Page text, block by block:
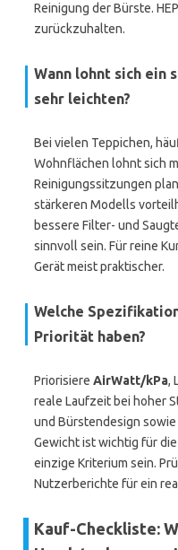
Reinigung der Bürste.
zurückzuhalten.
Wann lohnt sich ein
sehr leichten?
Bei vielen Teppichen,
Wohnflächen lohnt sich
Reinigungssitzungen
stärkeren Modells
bessere Filter- und
sinnvoll sein. Für reine
Gerät meist praktischer.
Welche
Priorität haben?
Priorisiere AirWatt/kPa,
reale Laufzeit bei hoher
und Bürstendesign
Gewicht ist wichtig für
einzige Kriterium sein.
Nutzerberichte für ein
Kauf-Checkliste: